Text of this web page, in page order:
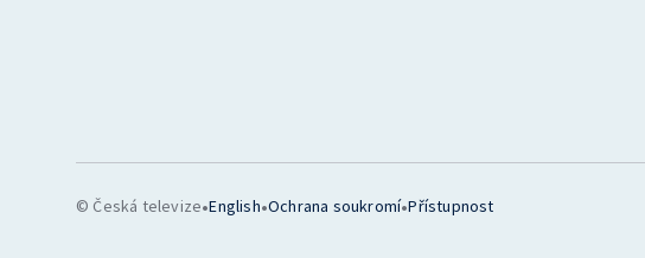
© Česká televize•English•Ochrana soukromí•Přístupnost